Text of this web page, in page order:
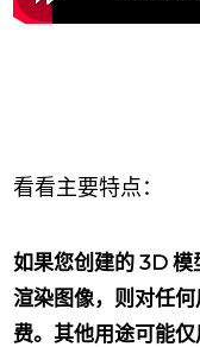
看看主要特点：
如果您创建的 3D
渲染图像，则对任
费。其他用途可能仅